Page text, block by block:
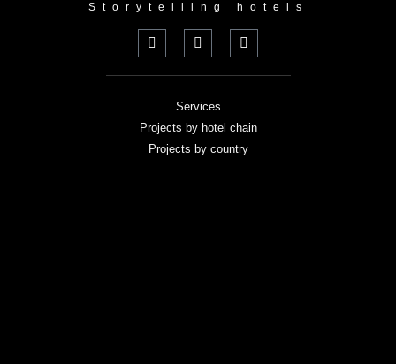
Storytelling hotels
Services
Projects by hotel chain
Projects by country